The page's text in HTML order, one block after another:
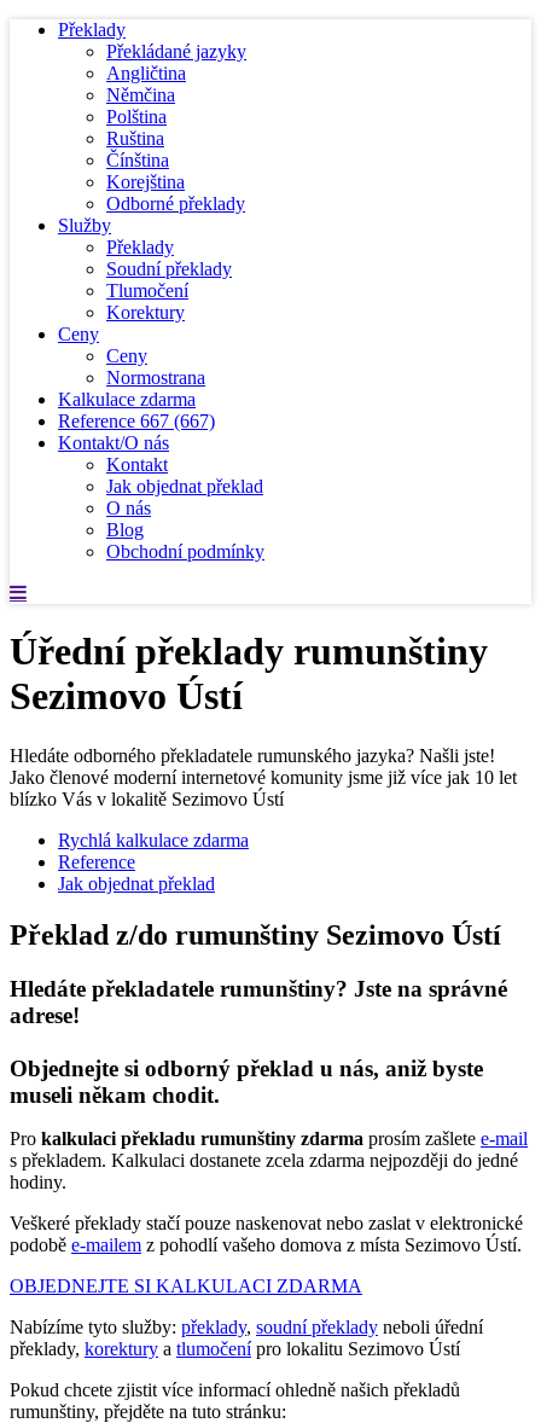
Překlady
Překládané jazyky
Angličtina
Němčina
Polština
Ruština
Čínština
Korejština
Odborné překlady
Služby
Překlady
Soudní překlady
Tlumočení
Korektury
Ceny
Ceny
Normostrana
Kalkulace zdarma
Reference 667 (667)
Kontakt/O nás
Kontakt
Jak objednat překlad
O nás
Blog
Obchodní podmínky
Úřední překlady rumunštiny
Sezimovo Ústí
Hledáte odborného překladatele rumunského jazyka? Našli jste!
Jako členové moderní internetové komunity jsme již více jak 10 let
blízko Vás v lokalitě Sezimovo Ústí
Rychlá kalkulace zdarma
Reference
Jak objednat překlad
Překlad z/do rumunštiny Sezimovo Ústí
Hledáte překladatele rumunštiny? Jste na správné
adrese!
Objednejte si odborný překlad u nás, aniž byste
museli někam chodit.
Pro kalkulaci překladu rumunštiny zdarma prosím zašlete e-mail
s překladem. Kalkulaci dostanete zcela zdarma nejpozději do jedné
hodiny.
Veškeré překlady stačí pouze naskenovat nebo zaslat v elektronické
podobě e-mailem z pohodlí vašeho domova z místa Sezimovo Ústí.
OBJEDNEJTE SI KALKULACI ZDARMA
Nabízíme tyto služby: překlady, soudní překlady neboli úřední
překlady, korektury a tlumočenípro lokalitu Sezimovo Ústí
Pokud chcete zjistit více informací ohledně našich překladů
rumunštiny, přejděte na tuto stránku: